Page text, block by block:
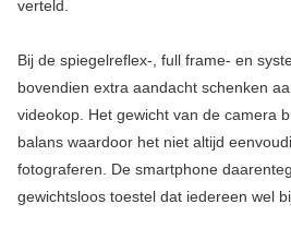
verteld.
Bij de spiegelreflex-, full frame- en
bovendien extra aandacht schenken
videokop. Het gewicht van de camera
balans waardoor het niet altijd
fotograferen. De smartphone
gewichtsloos toestel dat iedereen wel